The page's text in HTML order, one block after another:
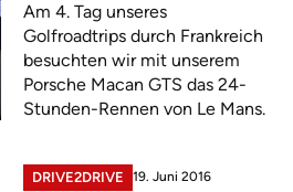
Am 4. Tag unseres
Golfroadtrips durch Frankreich
besuchten wir mit unserem
Porsche Macan GTS das 24-
Stunden-Rennen von Le Mans.
DRIVE2DRIVE 19. Juni 2016